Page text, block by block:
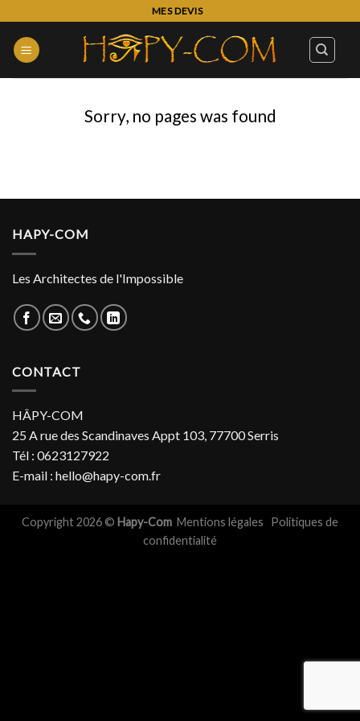
content
MES DEVIS
Sorry, no pages was found
HAPY-COM
Les Architectes de l'Impossible
CONTACT
HÂPY-COM
25 A rue des Scandinaves Appt 103, 77700 Serris
Tél : 0623127922
E-mail : hello@hapy-com.fr
Copyright 2026 © Hapy-Com Mentions légales
Politiques de
confidentialité